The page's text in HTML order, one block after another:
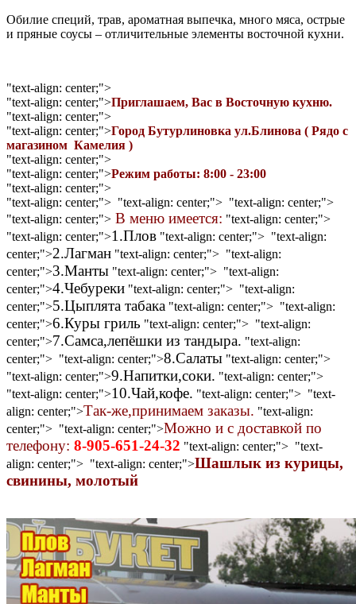
Обилие специй, трав, ароматная выпечка, много мяса, острые
и пряные соусы – отличительные элементы восточной кухни.
"text-align: center;">
"text-align: center;">Приглашаем, Вас в Восточную кухню.
"text-align: center;">
"text-align: center;">Город Бутурлиновка ул.Блинова ( Рядо с
магазином Камелия )
"text-align: center;">
"text-align: center;">Режим работы: 8:00 - 23:00
"text-align: center;">
"text-align: center;"> "text-align: center;"> "text-align: center;">
"text-align: center;"> В меню имеется: "text-align: center;">
"text-align: center;">1.Плов "text-align: center;"> "text-align:
center;">2.Лагман "text-align: center;"> "text-align:
center;">3.Манты "text-align: center;"> "text-align:
center;">4.Чебуреки "text-align: center;"> "text-align:
center;">5.Цыплята табака "text-align: center;"> "text-align:
center;">6.Куры гриль "text-align: center;"> "text-align:
center;">7.Самса,лепёшки из тандыра. "text-align:
center;"> "text-align: center;">8.Салаты "text-align: center;">
"text-align: center;">9.Напитки,соки. "text-align: center;">
"text-align: center;">10.Чай,кофе. "text-align: center;"> "text-
align: center;">Так-же,принимаем заказы. "text-align:
center;"> "text-align: center;">Можно и с доставкой по
телефону: 8-905-651-24-32 "text-align: center;"> "text-
align: center;"> "text-align: center;">Шашлык из курицы,
свинины, молотый